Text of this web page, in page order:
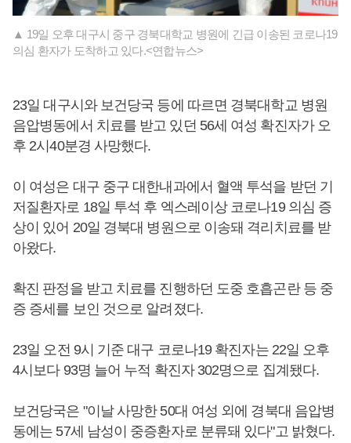
▲ 19일 오후 대구시 중구 경북대학교 병원에 긴급 이송된 코로나19
의심 환자가 도착하고 있다.<연합뉴스>
23일 대구시와 보건당국 등에 따르면 경북대학교 병원
음압병동에서 치료를 받고 있던 56세 여성 확진자가 오
후 2시40분경 사망했다.
이 여성은 대구 중구 대한내과에서 혈액 투석을 받던 기
저질환자로 18일 투석 후 엑스레이상 코로나19 의심 증
상이 있어 20일 경북대 병원으로 이송돼 격리치료를 받
아왔다.
확진 판정을 받고 치료를 진행하던 도중 호흡곤란 등 중
증 증세를 보인 것으로 알려졌다.
23일 오전 9시 기준 대구 코로나19 확진자는 22일 오후
4시보다 93명 늘어 누적 확진자 302명으로 집계됐다.
보건당국은 "이날 사망한 50대 여성 외에 경북대 음압병
동에는 57세 남성이 중증환자로 분류돼 있다"고 밝혔다.